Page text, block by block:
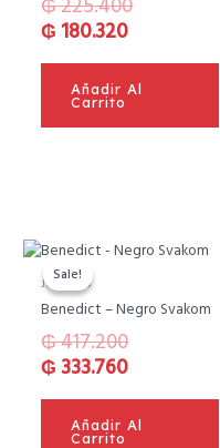
₲225.400₲ 225.400.
₲ 180.320
₲ 180.320.
Añadir Al
Carrito
Sale!
Sale!
Juguetes
Benedict – Negro Svakom
₲417.200
El
original
era:
₲ 417.200.
₲ 333.760
El
actual
es:
₲ 333.760.
Añadir Al
Carrito